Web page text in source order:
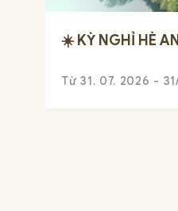
☀️ KỲ NGHỈ HÈ
Từ 31. 07. 2026 -